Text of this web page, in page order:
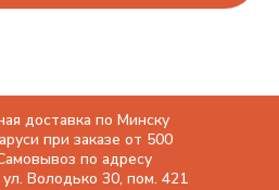
доставка по Минску
при заказе от 500
по адресу
ул. Володько 30, пом. 421